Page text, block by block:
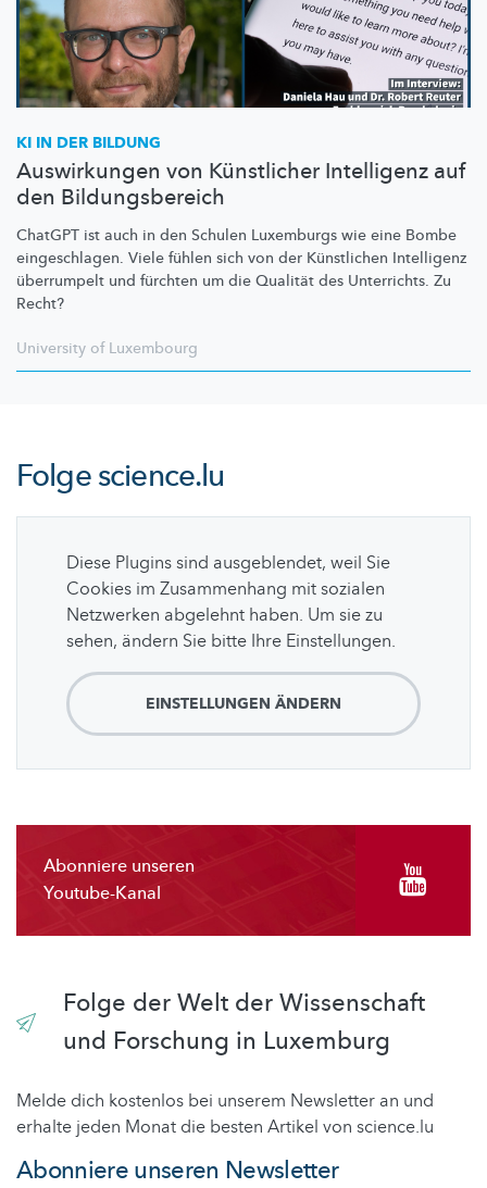
KI IN DER BILDUNG
Auswirkungen von Künstlicher Intelligenz auf
den Bildungsbereich
ChatGPT ist auch in den Schulen Luxemburgs wie eine Bombe
eingeschlagen. Viele fühlen sich von der Künstlichen Intelligenz
überrumpelt und fürchten um die Qualität des Unterrichts. Zu
Recht?
University of Luxembourg
Folgescience.lu
Diese Plugins sind ausgeblendet, weil Sie
Cookies im Zusammenhang mit sozialen
Netzwerken abgelehnt haben. Um sie zu
sehen, ändern Sie bitte Ihre Einstellungen.
EINSTELLUNGEN ÄNDERN
Abonniere unseren
Youtube-Kanal
Folge der Welt der Wissenschaft
und Forschung in Luxemburg
Melde dich kostenlos bei unserem Newsletter an und
erhalte jeden Monat die besten Artikel von science.lu
Abonniere unseren Newsletter